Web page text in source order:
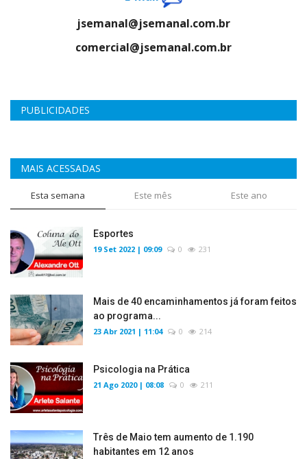
jsemanal@jsemanal.com.br
comercial@jsemanal.com.br
PUBLICIDADES
MAIS ACESSADAS
Esta semana Este mês Este ano
Esportes
19 Set 2022 | 09:09 0 231
Mais de 40 encaminhamentos já foram feitos
ao programa...
23 Abr 2021 | 11:04 0 214
Psicologia na Prática
21 Ago 2020 | 08:08 0 211
Três de Maio tem aumento de 1.190
habitantes em 12 anos